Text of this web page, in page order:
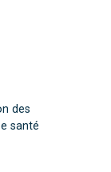
des
santé